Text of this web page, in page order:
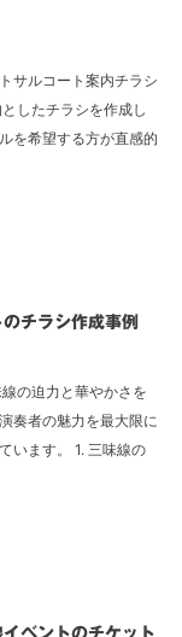
サルコート案内チラシ
したチラシを作成し
を希望する方が直感的
チラシ作成事例
の迫力と華やかさを
奏者の魅力を最大限に
います。 1. 三味線の
ベントのチケット